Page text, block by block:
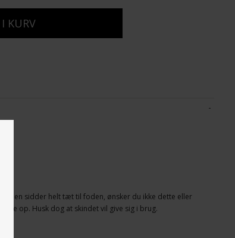
sidder helt tæt til foden, ønsker du ikke dette eller
op. Husk dog at skindet vil give sig i brug.